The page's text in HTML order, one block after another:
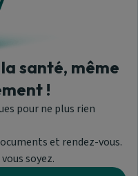
santé, même
!
pour ne plus rien
et rendez-vous.
soyez.